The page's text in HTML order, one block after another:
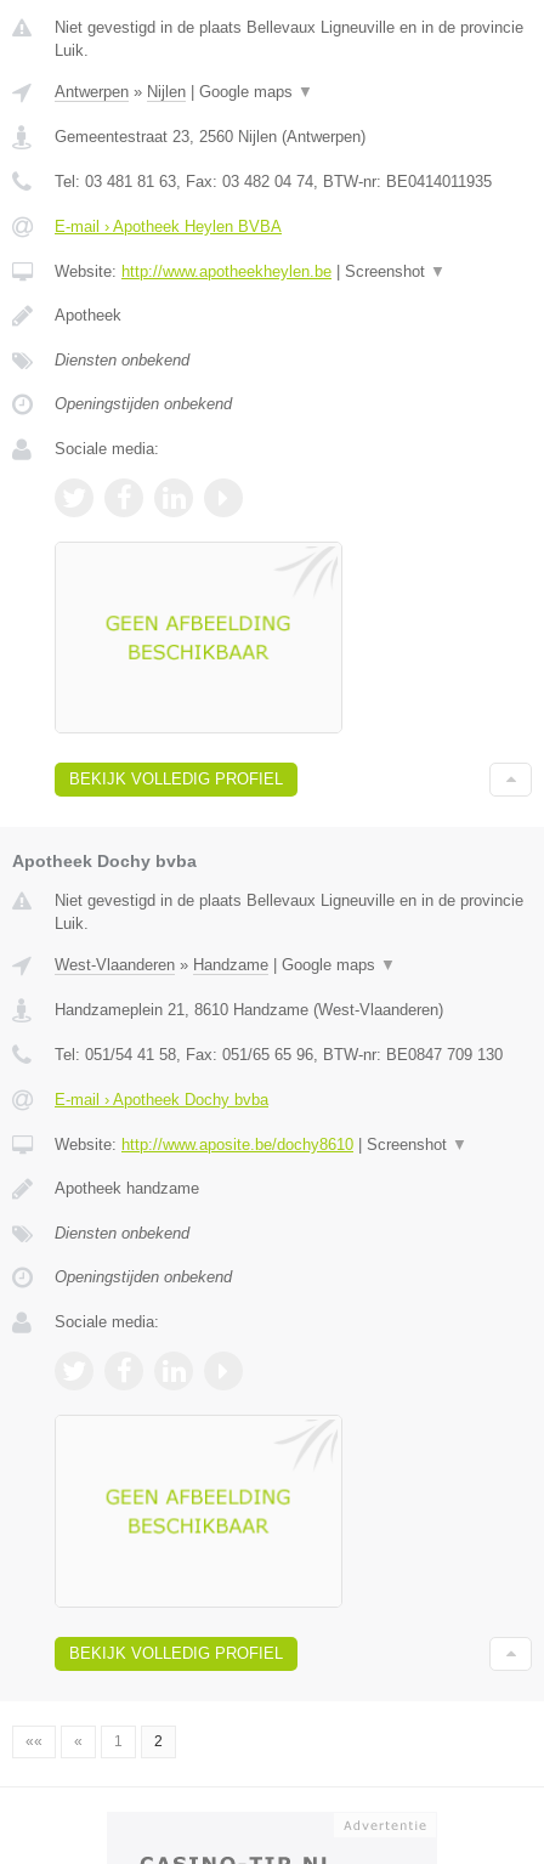
Niet gevestigd in de plaats Bellevaux Ligneuville en in de provincie
Luik.
Antwerpen » Nijlen | Google maps ▼
Gemeentestraat 23 2560 Nijlen (Antwerpen)
Tel: 03 481 81 63 , Fax: 03 482 04 74 , BTW-nr: BE0414011935
E-mail › Apotheek Heylen BVBA
Website: http://www.apotheekheylen.be | Screenshot ▼
Apotheek
Diensten onbekend
Openingstijden onbekend
Sociale media:
BEKIJK VOLLEDIG PROFIEL
Apotheek Dochy bvba
Niet gevestigd in de plaats Bellevaux Ligneuville en in de provincie
Luik.
West-Vlaanderen » Handzame Google maps ▼
Handzameplein 21, 8610 Handzame (West-Vlaanderen)
Tel: 051/54 41 58, Fax: 051/65 65 96, BTW-nr: BE0847 709 130
E-mail › Apotheek Dochy bvba
Website: http://www.aposite.be/dochy8610 Screenshot ▼
Apotheek handzame
Diensten onbekend
Openingstijden onbekend
Sociale media:
BEKIJK VOLLEDIG PROFIEL
«« « 1 2